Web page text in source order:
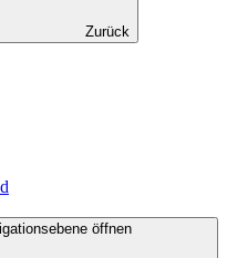
Zurück
öffnen